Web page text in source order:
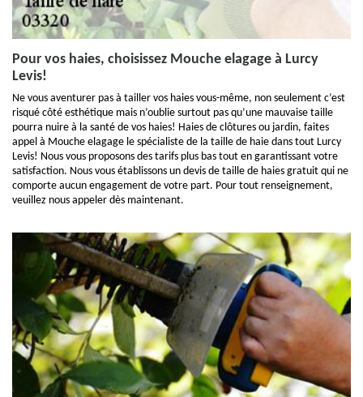
Pour vos haies, choisissez Mouche elagage à Lurcy
Levis!
Ne vous aventurer pas à tailler vos haies vous-même, non seulement c’est
risqué côté esthétique mais n’oublie surtout pas qu’une mauvaise taille
pourra nuire à la santé de vos haies! Haies de clôtures ou jardin, faites
appel à Mouche elagage le spécialiste de la taille de haie dans tout Lurcy
Levis! Nous vous proposons des tarifs plus bas tout en garantissant votre
satisfaction. Nous vous établissons un devis de taille de haies gratuit qui ne
comporte aucun engagement de votre part. Pour tout renseignement,
veuillez nous appeler dès maintenant.